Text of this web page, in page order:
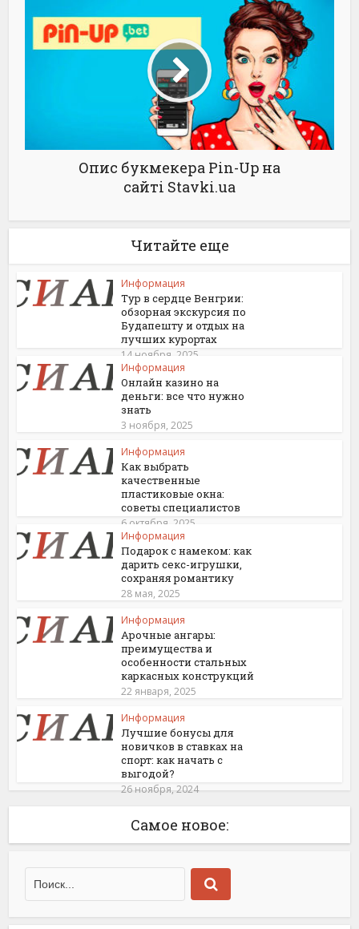
Опис букмекера Pin-Up на
сайті Stavki.ua
Читайте еще
Информация
Тур в сердце Венгрии:
обзорная экскурсия по
Будапешту и отдых на
лучших курортах
14 ноября, 2025
Информация
Онлайн казино на
деньги: все что нужно
знать
3 ноября, 2025
Информация
Как выбрать
качественные
пластиковые окна:
советы специалистов
6 октября, 2025
Информация
Подарок с намеком: как
дарить секс-игрушки,
сохраняя романтику
28 мая, 2025
Информация
Арочные ангары:
преимущества и
особенности стальных
каркасных конструкций
22 января, 2025
Информация
Лучшие бонусы для
новичков в ставках на
спорт: как начать с
выгодой?
26 ноября, 2024
Самое новое: